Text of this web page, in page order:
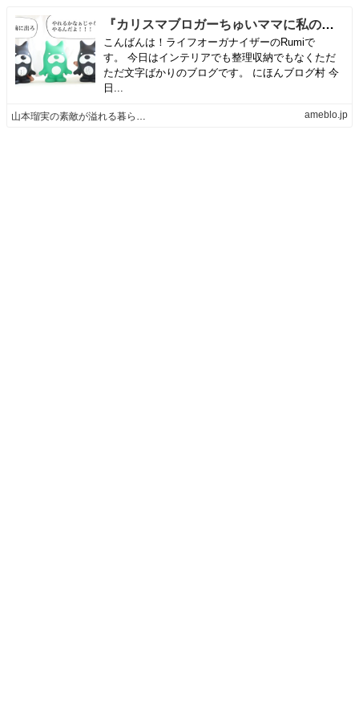
『カリスマブロガーちゅいママに私の正体をバラされた話。本当に私が伝えたいこと。』
こんばんは！ライフオーガナイザーのRumiで
す。 今日はインテリアでも整理収納でもなくただ
ただ文字ばかりのブログです。 にほんブログ村 今
日...
山本瑠実の素敵が溢れる暮らしの工夫 ameblo.jp